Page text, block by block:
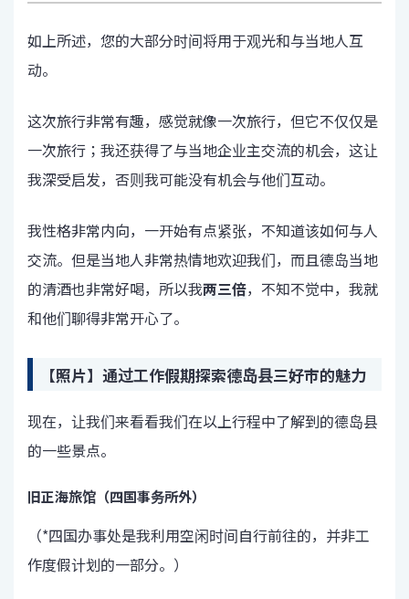
如上所述，您的大部分时间将用于观光和与当地人互
动。
这次旅行非常有趣，感觉就像一次旅行，但它不仅仅是
一次旅行；我还获得了与当地企业主交流的机会，这让
我深受启发，否则我可能没有机会与他们互动。
我性格非常内向，一开始有点紧张，不知道该如何与人
交流。但是当地人非常热情地欢迎我们，而且德岛当地
的清酒也非常好喝，所以我两三倍，不知不觉中，我就
和他们聊得非常开心了。
【照片】通过工作假期探索德岛县三好市的魅力
现在，让我们来看看我们在以上行程中了解到的德岛县
的一些景点。
旧正海旅馆（四国事务所外）
（*四国办事处是我利用空闲时间自行前往的，并非工
作度假计划的一部分。）